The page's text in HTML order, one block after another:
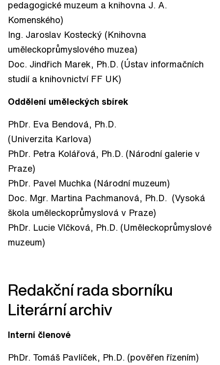
pedagogické muzeum a knihovna J. A.
Komenského)
Ing. Jaroslav Kostecký (Knihovna
uměleckoprůmyslového muzea)
Doc. Jindřich Marek, Ph.D. (Ústav informačních
studií a knihovnictví FF UK)
Oddělení uměleckých sbírek
PhDr. Eva Bendová, Ph.D.
(Univerzita Karlova)
PhDr. Petra Kolářová, Ph.D. (Národní galerie v
Praze)
PhDr. Pavel Muchka (Národní muzeum)
Doc. Mgr. Martina Pachmanová, Ph.D. (Vysoká
škola uměleckoprůmyslová v Praze)
PhDr. Lucie Vlčková, Ph.D. (Uměleckoprůmyslové
muzeum)
Redakční rada sborníku
Literární archiv
Interní členové
PhDr. Tomáš Pavlíček, Ph.D. (pověřen řízením)